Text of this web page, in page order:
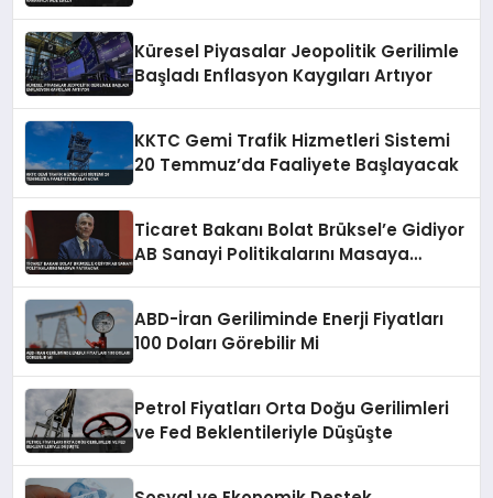
Küresel Piyasalar Jeopolitik Gerilimle
Başladı Enflasyon Kaygıları Artıyor
KKTC Gemi Trafik Hizmetleri Sistemi
20 Temmuz’da Faaliyete Başlayacak
Ticaret Bakanı Bolat Brüksel’e Gidiyor
AB Sanayi Politikalarını Masaya
ABD-İran Geriliminde Enerji Fiyatları
100 Doları Görebilir Mi
Petrol Fiyatları Orta Doğu Gerilimleri
ve Fed Beklentileriyle Düşüşte